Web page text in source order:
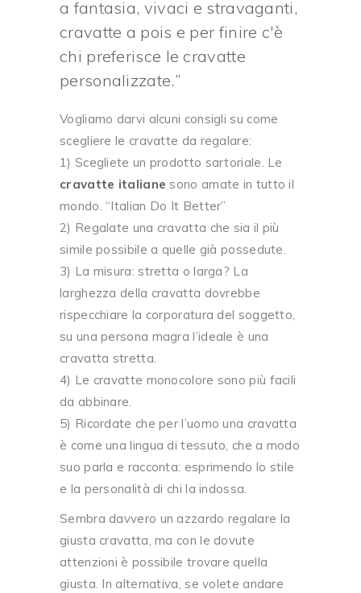
a fantasia, vivaci e stravaganti,
cravatte a pois e per finire c'è
chi preferisce le cravatte
personalizzate.
Vogliamo darvi alcuni consigli su come
scegliere le cravatte da regalare:
1) Scegliete un prodotto sartoriale. Le
cravatte italiane sono amate in tutto il
mondo. “Italian Do It Better”
2) Regalate una cravatta che sia il più
simile possibile a quelle già possedute.
3) La misura: stretta o larga? La
larghezza della cravatta dovrebbe
rispecchiare la corporatura del soggetto,
su una persona magra l’ideale è una
cravatta stretta.
4) Le cravatte monocolore sono più facili
da abbinare.
5) Ricordate che per l’uomo una cravatta
è come una lingua di tessuto, che a modo
suo parla e racconta: esprimendo lo stile
e la personalità di chi la indossa.
Sembra davvero un azzardo regalare la
giusta cravatta, ma con le dovute
attenzioni è possibile trovare quella
giusta. In alternativa, se volete andare